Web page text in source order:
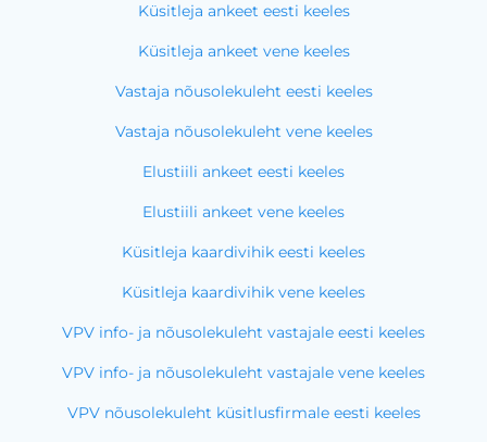
Küsitleja ankeet eesti keeles
Küsitleja ankeet vene keeles
Vastaja nõusolekuleht eesti keeles
Vastaja nõusolekuleht vene keeles
Elustiili ankeet eesti keeles
Elustiili ankeet vene keeles
Küsitleja kaardivihik eesti keeles
Küsitleja kaardivihik vene keeles
VPV info- ja nõusolekuleht vastajale eesti keeles
VPV info- ja nõusolekuleht vastajale vene keeles
VPV nõusolekuleht küsitlusfirmale eesti keeles